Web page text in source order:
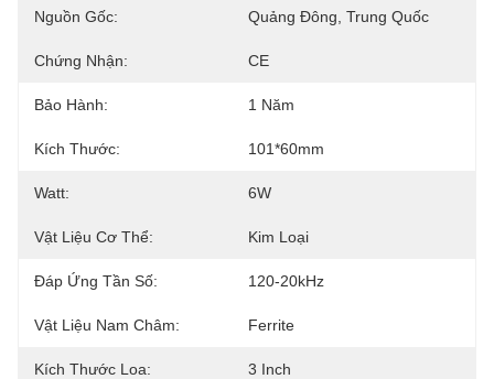
Nguồn Gốc: Quảng Đông, Trung Quốc
Chứng Nhận: CE
Bảo Hành: 1 Năm
Kích Thước: 101*60mm
Watt: 6W
Vật Liệu Cơ Thể: Kim Loại
Đáp Ứng Tần Số: 120-20kHz
Vật Liệu Nam Châm: Ferrite
Kích Thước Loa: 3 Inch